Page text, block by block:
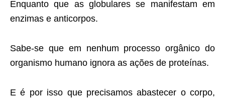
Enquanto que as globulares se manifestam em
enzimas e anticorpos.
Sabe-se que em nenhum processo orgânico do
organismo humano ignora as ações de proteínas.
E é por isso que precisamos abastecer o corpo,